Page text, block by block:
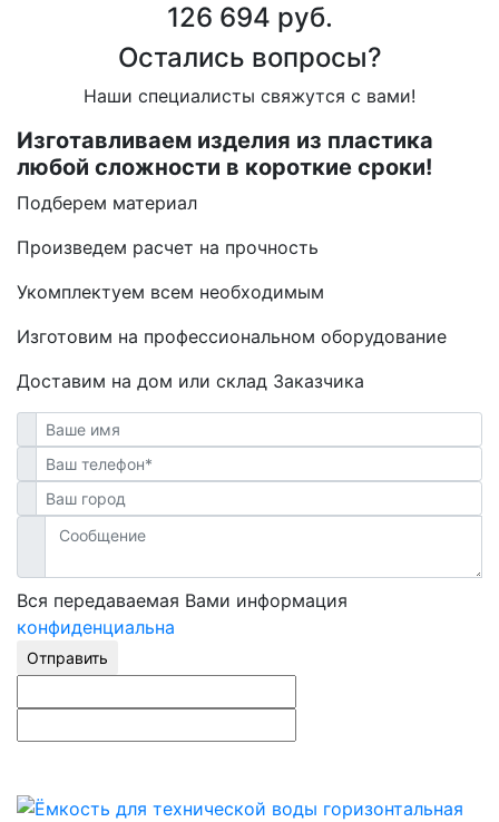
126 694 руб.
Остались вопросы?
Наши специалисты свяжутся с вами!
Изготавливаем изделия из пластика
любой сложности в короткие сроки!
Подберем материал
Произведем расчет на прочность
Укомплектуем всем необходимым
Изготовим на профессиональном оборудование
Доставим на дом или склад Заказчика
Вся передаваемая Вами информация
конфиденциальна
Отправить